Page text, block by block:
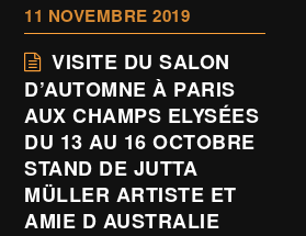
11 NOVEMBRE 2019
VISITE DU SALON
D’AUTOMNE À PARIS
AUX CHAMPS ELYSÉES
DU 13 AU 16 OCTOBRE
STAND DE JUTTA
MÜLLER ARTISTE ET
AMIE D AUSTRALIE